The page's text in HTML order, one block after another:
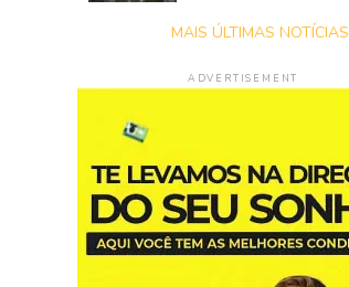
MAIS ÚLTIMAS NOTÍCIAS
ADVERTISEMENT